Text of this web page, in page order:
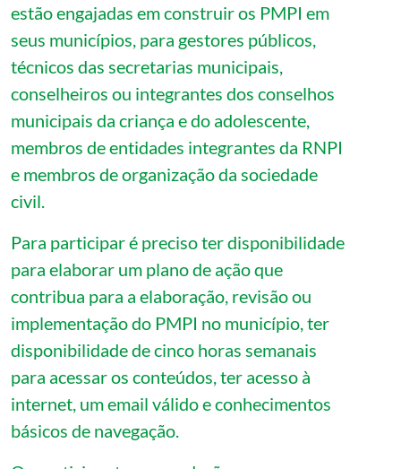
estão engajadas em construir os PMPI em
seus municípios, para gestores públicos,
técnicos das secretarias municipais,
conselheiros ou integrantes dos conselhos
municipais da criança e do adolescente,
membros de entidades integrantes da RNPI
e membros de organização da sociedade
civil.
Para participar é preciso ter disponibilidade
para elaborar um plano de ação que
contribua para a elaboração, revisão ou
implementação do PMPI no município, ter
disponibilidade de cinco horas semanais
para acessar os conteúdos, ter acesso à
internet, um email válido e conhecimentos
básicos de navegação.